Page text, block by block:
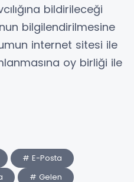
bildirileceği
bilgilendirilmesine
internet sitesi ile
oy birliği ile
# E-Posta
# Gelen